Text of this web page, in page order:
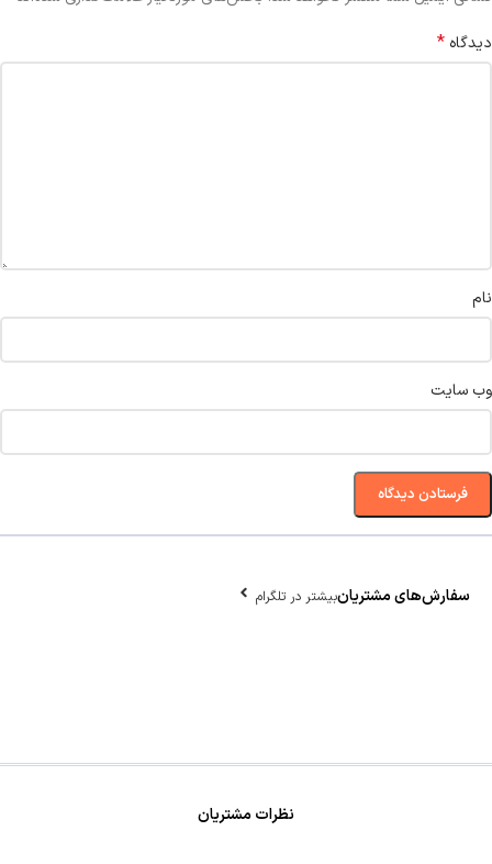
دیدگاه *
نام
وب‌ سایت
سفارش‌های مشتریانبیشتر در تلگرام
نظرات مشتریان